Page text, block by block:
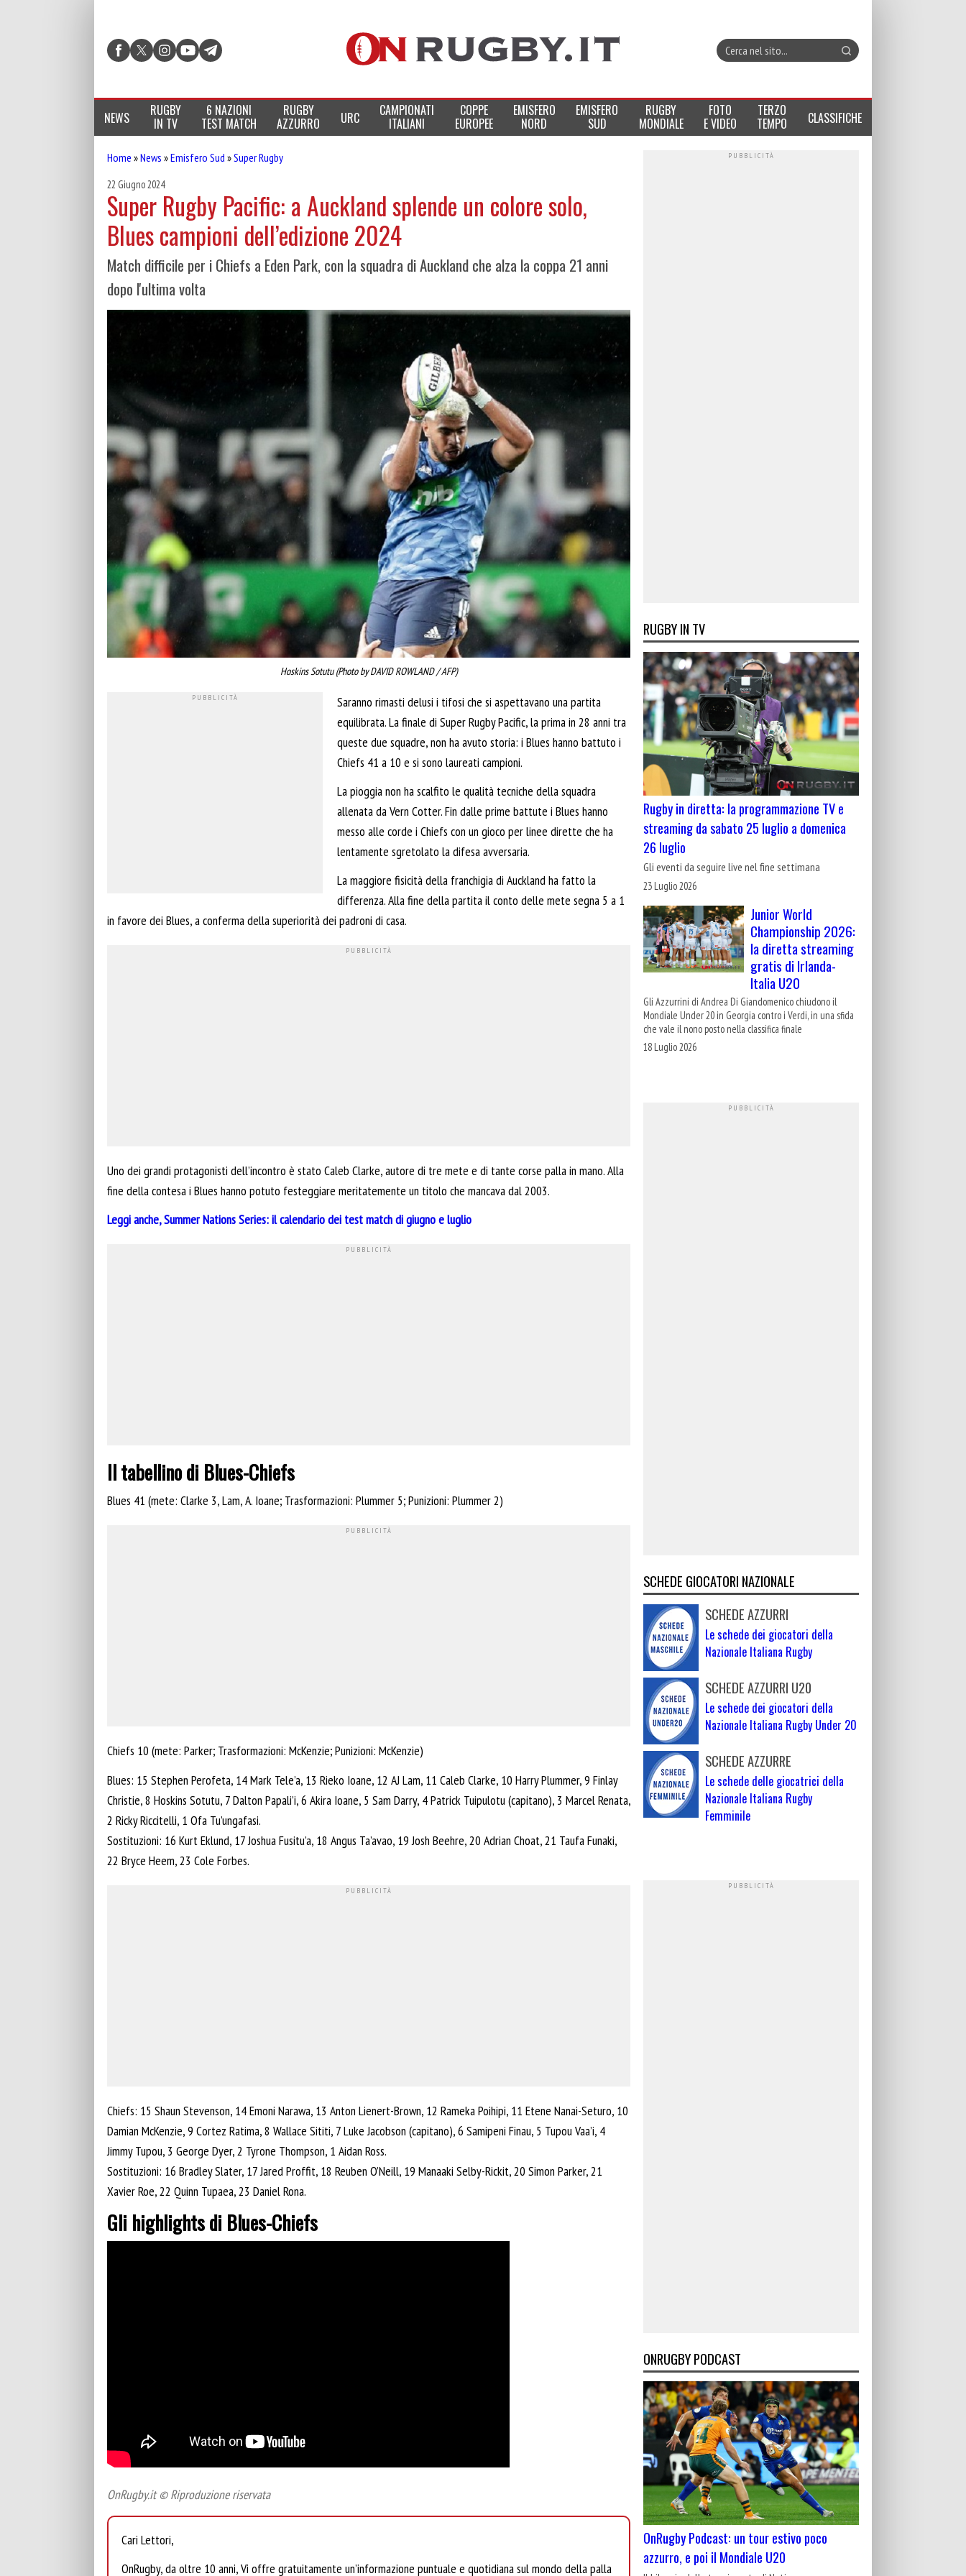
NEWS RUGBY
IN TV
6 NAZIONI
TEST MATCH
RUGBY
AZZURRO URC CAMPIONATI
ITALIANI
COPPE
EUROPEE
EMISFERO
NORD
EMISFERO
SUD
RUGBY
MONDIALE
FOTO
E VIDEO
TERZO
TEMPO CLASSIFICHE
Home »News »Emisfero Sud »Super Rugby
22 Giugno 2024
Super Rugby Pacific: a Auckland splende un colore solo,
Blues campioni dell’edizione 2024
Match difficile per i Chiefs a Eden Park, con la squadra di Auckland che alza la coppa 21 anni
dopo l'ultima volta
Hoskins Sotutu (Photo by DAVID ROWLAND / AFP)
Saranno rimasti delusi i tifosi che si aspettavano una partita
equilibrata. La finale di Super Rugby Pacific, la prima in 28 anni tra
queste due squadre, non ha avuto storia: i Blues hanno battuto i
Chiefs 41 a 10 e si sono laureati campioni.
La pioggia non ha scalfito le qualità tecniche della squadra
allenata da Vern Cotter. Fin dalle prime battute i Blues hanno
messo alle corde i Chiefs con un gioco per linee dirette che ha
lentamente sgretolato la difesa avversaria.
La maggiore fisicità della franchigia di Auckland ha fatto la
differenza. Alla fine della partita il conto delle mete segna 5 a 1
in favore dei Blues, a conferma della superiorità dei padroni di casa.
Uno dei grandi protagonisti dell’incontro è stato Caleb Clarke, autore di tre mete e di tante corse palla in mano. Alla
fine della contesa i Blues hanno potuto festeggiare meritatemente un titolo che mancava dal 2003.
Leggi anche, Summer Nations Series: il calendario dei test match di giugno e luglio
Il tabellino di Blues-Chiefs
Blues 41 (mete: Clarke 3, Lam, A. Ioane; Trasformazioni: Plummer 5; Punizioni: Plummer 2)
Chiefs 10 (mete: Parker; Trasformazioni: McKenzie; Punizioni: McKenzie)
Blues: 15 Stephen Perofeta, 14 Mark Tele’a, 13 Rieko Ioane, 12 AJ Lam, 11 Caleb Clarke, 10 Harry Plummer, 9 Finlay
Christie, 8 Hoskins Sotutu, 7 Dalton Papali’i, 6 Akira Ioane, 5 Sam Darry, 4 Patrick Tuipulotu (capitano), 3 Marcel Renata,
2 Ricky Riccitelli, 1 Ofa Tu’ungafasi.
Sostituzioni: 16 Kurt Eklund, 17 Joshua Fusitu’a, 18 Angus Ta’avao, 19 Josh Beehre, 20 Adrian Choat, 21 Taufa Funaki,
22 Bryce Heem, 23 Cole Forbes.
Chiefs: 15 Shaun Stevenson, 14 Emoni Narawa, 13 Anton Lienert-Brown, 12 Rameka Poihipi, 11 Etene Nanai-Seturo, 10
Damian McKenzie, 9 Cortez Ratima, 8 Wallace Sititi, 7 Luke Jacobson (capitano), 6 Samipeni Finau, 5 Tupou Vaa’i, 4
Jimmy Tupou, 3 George Dyer, 2 Tyrone Thompson, 1 Aidan Ross.
Sostituzioni: 16 Bradley Slater, 17 Jared Proffit, 18 Reuben O’Neill, 19 Manaaki Selby-Rickit, 20 Simon Parker, 21
Xavier Roe, 22 Quinn Tupaea, 23 Daniel Rona.
Gli highlights di Blues-Chiefs
OnRugby.it © Riproduzione riservata
Cari Lettori,
OnRugby, da oltre 10 anni, Vi offre gratuitamente un’informazione puntuale e quotidiana sul mondo della palla
RUGBY IN TV
Rugby in diretta: la programmazione TV e
streaming da sabato 25 luglio a domenica
26 luglio
Gli eventi da seguire live nel fine settimana
23 Luglio 2026
Junior World
Championship 2026:
la diretta streaming
gratis di Irlanda-
Italia U20
Gli Azzurrini di Andrea Di Giandomenico chiudono il
Mondiale Under 20 in Georgia contro i Verdi, in una sfida
che vale il nono posto nella classifica finale
18 Luglio 2026
SCHEDE GIOCATORI NAZIONALE
SCHEDE AZZURRI
Le schede dei giocatori della
Nazionale Italiana Rugby
SCHEDE AZZURRI U20
Le schede dei giocatori della
Nazionale Italiana Rugby Under 20
SCHEDE AZZURRE
Le schede delle giocatrici della
Nazionale Italiana Rugby
Femminile
ONRUGBY PODCAST
OnRugby Podcast: un tour estivo poco
azzurro, e poi il Mondiale U20